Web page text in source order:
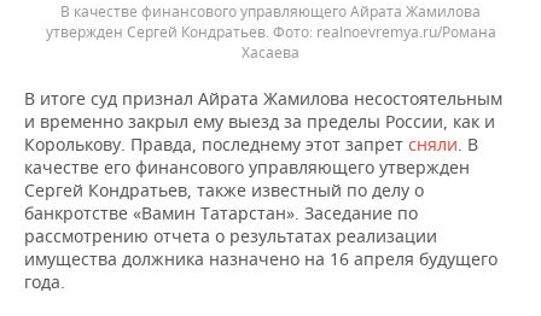
В качестве финансового управляющего Айрата Жамилова
утвержден Сергей Кондратьев.
realnoevremya.ru/Романа
Хасаева
В итоге суд признал Айрата Жамилова несостоятельным
и временно закрыл ему выезд за пределы России, как и
Королькову. Правда, последнему этот запрет сняли. В
качестве его финансового управляющего утвержден
Сергей Кондратьев, также известный по делу о
банкротстве «Вамин Татарстан». Заседание по
рассмотрению отчета о результатах реализации
имущества должника назначено на 16 апреля будущего
года.